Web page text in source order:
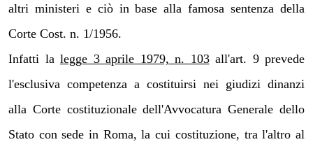
altri ministeri e ciò in base alla famosa sentenza della
Corte Cost. n. 1/1956.
Infatti la legge 3 aprile 1979, n. 103all'art. 9 prevede
l'esclusiva competenza a costituirsi nei giudizi dinanzi
alla Corte costituzionale dell'Avvocatura Generale dello
Stato con sede in Roma, la cui costituzione, tra l'altro al